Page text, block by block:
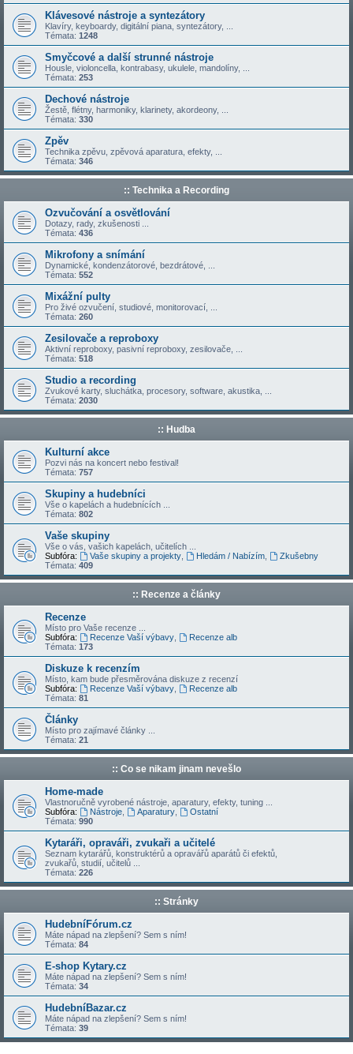
Klávesové nástroje a syntezátory
Klavíry, keyboardy, digitální piana, syntezátory, ...
Témata: 1248
Smyčcové a další strunné nástroje
Housle, violoncella, kontrabasy, ukulele, mandolíny, ...
Témata: 253
Dechové nástroje
Žestě, flétny, harmoniky, klarinety, akordeony, ...
Témata: 330
Zpěv
Technika zpěvu, zpěvová aparatura, efekty, ...
Témata: 346
:: Technika a Recording
Ozvučování a osvětlování
Dotazy, rady, zkušenosti ...
Témata: 436
Mikrofony a snímání
Dynamické, kondenzátorové, bezdrátové, ...
Témata: 552
Mixážní pulty
Pro živé ozvučení, studiové, monitorovací, ...
Témata: 260
Zesilovače a reproboxy
Aktivní reproboxy, pasivní reproboxy, zesilovače, ...
Témata: 518
Studio a recording
Zvukové karty, sluchátka, procesory, software, akustika, ...
Témata: 2030
:: Hudba
Kulturní akce
Pozvi nás na koncert nebo festival!
Témata: 757
Skupiny a hudebníci
Vše o kapelách a hudebnících ...
Témata: 802
Vaše skupiny
Vše o vás, vašich kapelách, učitelích ...
Subfóra:
Vaše skupiny a projekty, Hledám / Nabízím,
Zkušebny
Témata: 409
:: Recenze a články
Recenze
Místo pro Vaše recenze ...
Subfóra:
Recenze Vaší výbavy,
Recenze alb
Témata: 173
Diskuze k recenzím
Místo, kam bude přesměrována diskuze z recenzí
Subfóra:
Recenze Vaší výbavy,
Recenze alb
Témata: 81
Články
Místo pro zajímavé články ...
Témata: 21
:: Co se nikam jinam nevešlo
Home-made
Vlastnoručně vyrobené nástroje, aparatury, efekty, tuning ...
Subfóra:
Nástroje, Aparatury,
Ostatní
Témata: 990
Kytaráři, opraváři, zvukaři a učitelé
Seznam kytarářů, konstruktérů a opravářů aparátů či efektů,
zvukařů, studií, učitelů ...
Témata: 226
:: Stránky
HudebníFórum.cz
Máte nápad na zlepšení? Sem s ním!
Témata: 84
E-shop Kytary.cz
Máte nápad na zlepšení? Sem s ním!
Témata: 34
HudebníBazar.cz
Máte nápad na zlepšení? Sem s ním!
Témata: 39